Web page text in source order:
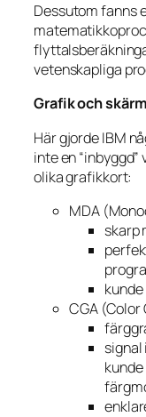
Dessutom fanns
vetenskapliga
Grafik och skärm
Här gjorde IBM
inte en
olika grafikkort:
MDA
skarp
CGA (Color
signal